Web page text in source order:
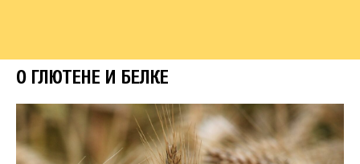
О ГЛЮТЕНЕ И БЕЛКЕ